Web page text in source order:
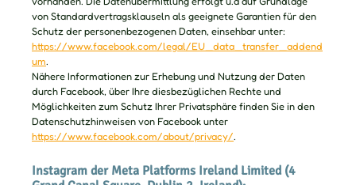
von Standardvertragsklauseln als geeignete Garantien für den
Schutz der personenbezogenen Daten, einsehbar unter:
https://www.facebook.com/legal/EU_data_transfer_addend
um.
Nähere Informationen zur Erhebung und Nutzung der Daten
durch Facebook, über Ihre diesbezüglichen Rechte und
Möglichkeiten zum Schutz Ihrer Privatsphäre finden Sie in den
Datenschutzhinweisen von Facebook unter
https://www.facebook.com/about/privacy/.
Instagram der Meta Platforms Ireland Limited (4